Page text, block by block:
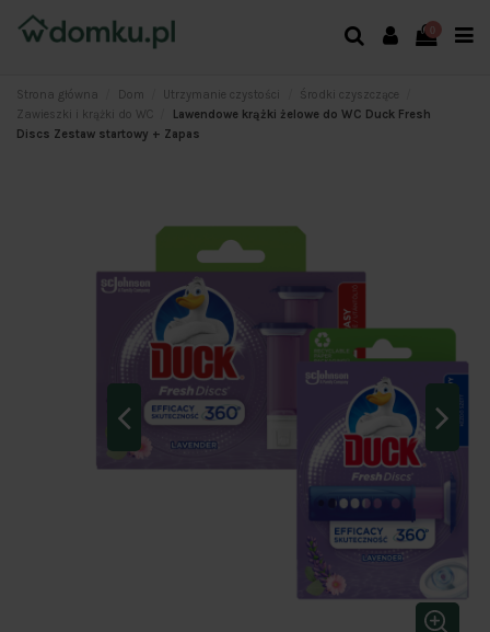
Strona główna Dom Utrzymanie czystości
Środki czyszczące
Zawieszki i krążki do WC
Lawendowe krążki żelowe do WC Duck Fresh
Discs Zestaw startowy + Zapas